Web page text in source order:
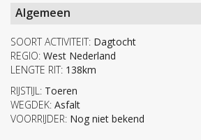
Algemeen
SOORT ACTIVITEIT: Dagtocht
REGIO: West Nederland
LENGTE RIT: 138km
RIJSTIJL: Toeren
WEGDEK: Asfalt
VOORRIJDER: Nog niet bekend